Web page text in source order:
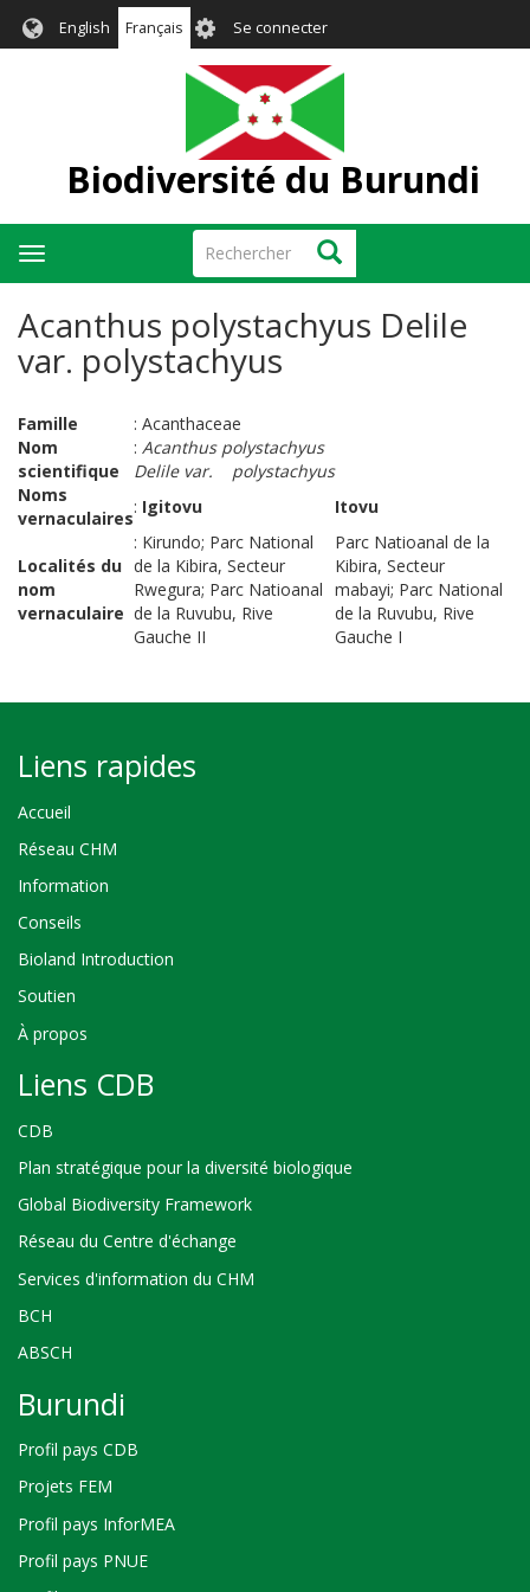
English Français User
account
menu
Se connecter
Biodiversité du Burundi
Rechercher Rechercher
Toggle
navigation
Acanthus polystachyus Delile
var. polystachyus
Famille
: Acanthaceae
Nom
scientifique
: Acanthus polystachyus
Delile var. polystachyus
Noms
vernaculaires
: Igitovu Itovu
Localités du
nom
vernaculaire
: Kirundo; Parc National
de la Kibira, Secteur
Rwegura; Parc Natioanal
de la Ruvubu, Rive
Gauche II
Parc Natioanal de la
Kibira, Secteur
mabayi; Parc National
de la Ruvubu, Rive
Gauche I
Liens rapides
Accueil
Réseau CHM
Information
Conseils
Bioland Introduction
Soutien
À propos
Liens CDB
CDB
Plan stratégique pour la diversité biologique
Global Biodiversity Framework
Réseau du Centre d'échange
Services d'information du CHM
BCH
ABSCH
Burundi
Profil pays CDB
Projets FEM
Profil pays InforMEA
Profil pays PNUE